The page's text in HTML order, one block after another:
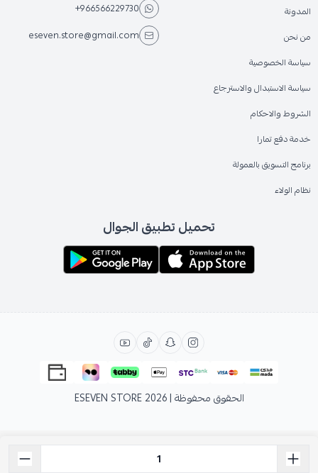
المدونة
من نحن
سياسة الخصوصية
سياسة الاستبدال والاسترجاع
الشروط والاحكام
خدمة دفع تمارا
برنامج التسويق بالعمولة
نظام الولاء
+966566229730
eseven.store@gmail.com
تحميل تطبيق الجوال
الحقوق محفوظة | 2026 ESEVEN STORE